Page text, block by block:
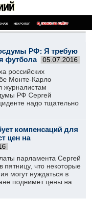
НЕКРОЛОГ ПОИСК ПО САЙТУ
РФ: Я требую
футбола
05.07.2016
российских
Монте-Карло
журналистам
РФ Сергей
надо тщательно
компенсаций для
цен на
парламента Сергей
пятницу, что некоторые
могут нуждаться в
поднимет цены на